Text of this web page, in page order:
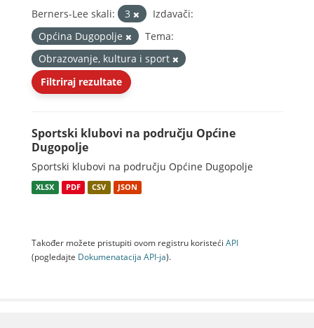
Berners-Lee skali:
3
Izdavači:
Općina Dugopolje
Tema:
Obrazovanje, kultura i sport
Filtriraj rezultate
Sportski klubovi na području Općine
Dugopolje
Sportski klubovi na području Općine Dugopolje
XLSX PDF CSV JSON
Također možete pristupiti ovom registru koristeći API
(pogledajte Dokumenаtаcijа API-jа).